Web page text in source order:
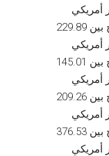
غرفتا نوم + غرفة نوم واحدة بمساحة تتراوح بين 229.89
غرفتا نوم + غرفة نوم واحدة بمساحة تتراوح بين 145.01
غرفتا نوم + غرفة نوم واحدة بمساحة تتراوح بين 209.26
غرفتا نوم + غرفة نوم واحدة بمساحة تتراوح بين 376.53